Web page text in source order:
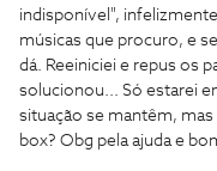
indisponível",
músicas que procuro, e
dá. Reeiniciei e repus os
solucionou... Só estarei
situação se mantêm,
box? Obg pela ajuda e